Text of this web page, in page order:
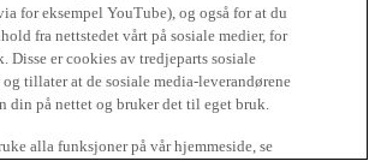
for eksempel YouTube), og også for at du
fra nettstedet vårt på sosiale medier, for
Disse er cookies av tredjeparts sosiale
tillater at de sosiale media-leverandørene
din på nettet og bruker det til eget bruk.
alla funksjoner på vår hjemmeside, se